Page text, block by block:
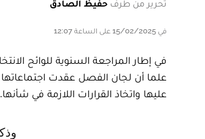
تحرير من طرف حفيظ الصادق
في 15/02/2025 على الساعة 12:07
عليها واتخاذ القرارات اللازمة في شأنها.
وذكر بلاغ لوزير الداخلية حول « سير عملية المراجعة السنوية للوائح الانتخابية